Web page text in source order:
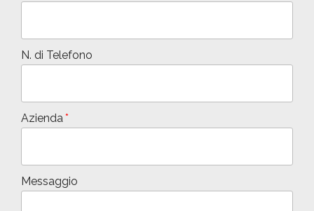
N. di Telefono
Azienda
Messaggio